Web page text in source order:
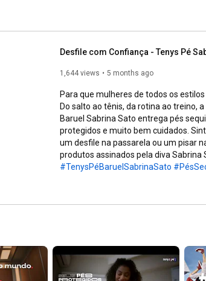
Desfile com Confiança - Tenys Pé
1,644 views 5 months ago
Para que mulheres de todos os
Do salto ao tênis, da rotina ao treino,
Baruel Sabrina Sato entrega pés
protegidos e muito bem cuidados.
um desfile na passarela ou um pisar
#TenysPéBaruelSabrinaSato